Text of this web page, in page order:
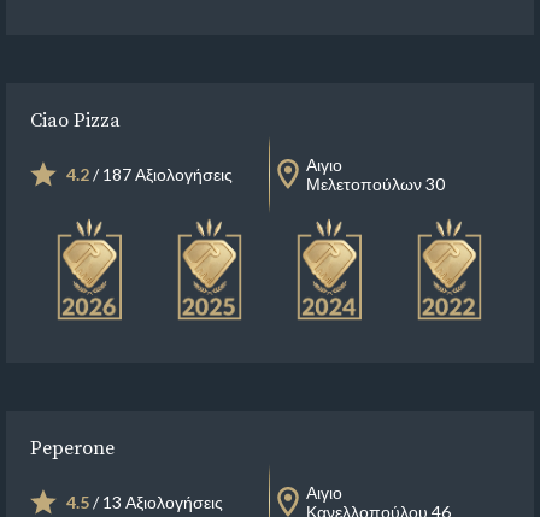
Ciao Pizza
4.2/ 187 Αξιολογήσεις
Αιγιο
Μελετοπούλων 30
Peperone
4.5/ 13 Αξιολογήσεις
Αιγιο
Κανελλοπούλου 46